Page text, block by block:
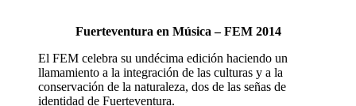
Fuerteventura en Música – FEM 2014
El FEM celebra su undécima edición haciendo un
llamamiento a la integración de las culturas y a la
conservación de la naturaleza, dos de las señas de
identidad de Fuerteventura.